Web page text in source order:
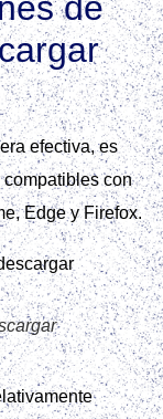
de
efectiva, es
con
Edge y Firefox.